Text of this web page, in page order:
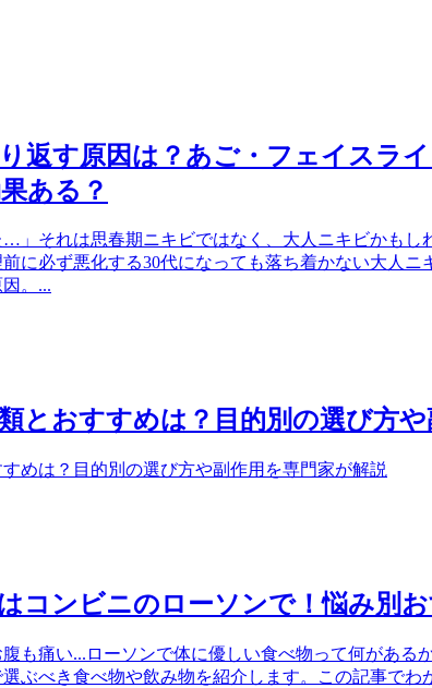
返す原因は？あご・フェイスラ
ある？
…」それは思春期ニキビではなく、大人ニキビかもし
に必ず悪化する30代になっても落ち着かない大人
。...
とおすすめは？目的別の選び方
めは？目的別の選び方や副作用を専門家が解説
コンビニのローソンで！悩み別
腹も痛い...ローソンで体に優しい食べ物って何がある
ぶべき食べ物や飲み物を紹介します。この記事で